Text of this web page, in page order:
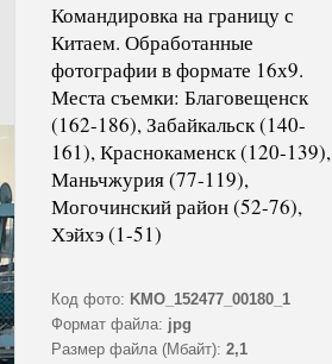
Командировка на границу с
Китаем. Обработанные
фотографии в формате 16х9.
Места съемки: Благовещенск
(162-186), Забайкальск (140-
161), Краснокаменск (120-139),
Маньчжурия (77-119),
Могочинский район (52-76),
Хэйхэ (1-51)
Код фото: KMO_152477_00180_1
Формат файла: jpg
Размер файла (Мбайт): 2,1